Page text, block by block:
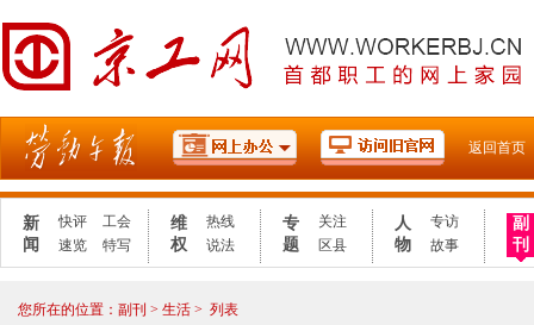
2021年度劳动
返回首页
新
闻
快评
工会
速览
特写
维
权
热线
说法
专
题
关注
区县
人
物
专访
故事
副
刊
副
刊
您所在的位置： 副刊 > 生活 > 列表